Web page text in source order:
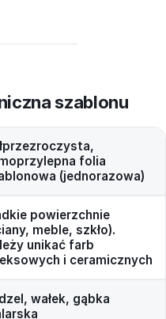
szablonu
folia
(jednorazowa)
powierzchnie
meble, szkło).
unikać farb
i ceramicznych
wałek, gąbka